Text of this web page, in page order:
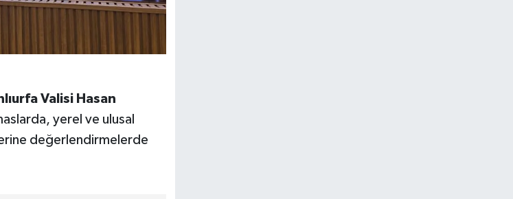
Valisi Hasan
yerel ve ulusal
değerlendirmelerde